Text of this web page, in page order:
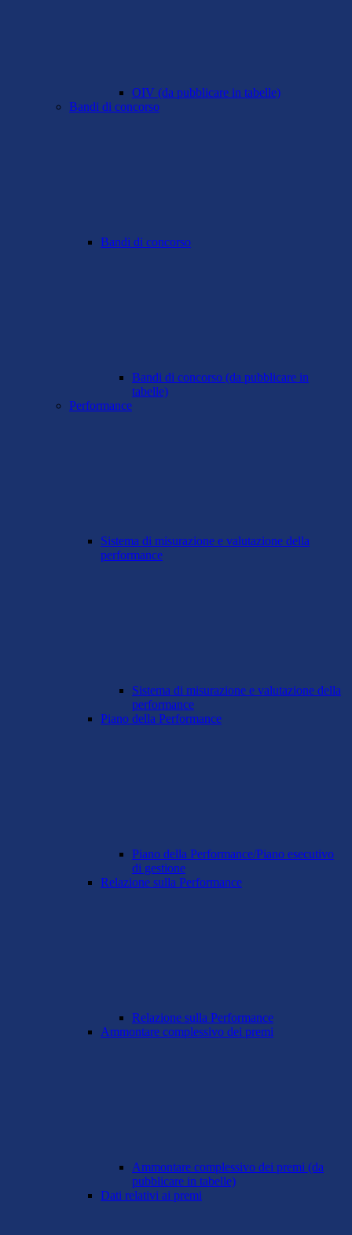
OIV (da pubblicare in tabelle)
Bandi di concorso
Bandi di concorso
Bandi di concorso (da pubblicare in
tabelle)
Performance
Sistema di misurazione e valutazione della
performance
Sistema di misurazione e valutazione della
performance
Piano della Performance
Piano della Performance/Piano esecutivo
di gestione
Relazione sulla Performance
Relazione sulla Performance
Ammontare complessivo dei premi
Ammontare complessivo dei premi (da
pubblicare in tabelle)
Dati relativi ai premi